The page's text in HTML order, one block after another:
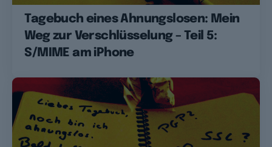
Tagebuch eines Ahnungslosen: Mein
Weg zur Verschlüsselung – Teil 5:
S/MIME am iPhone